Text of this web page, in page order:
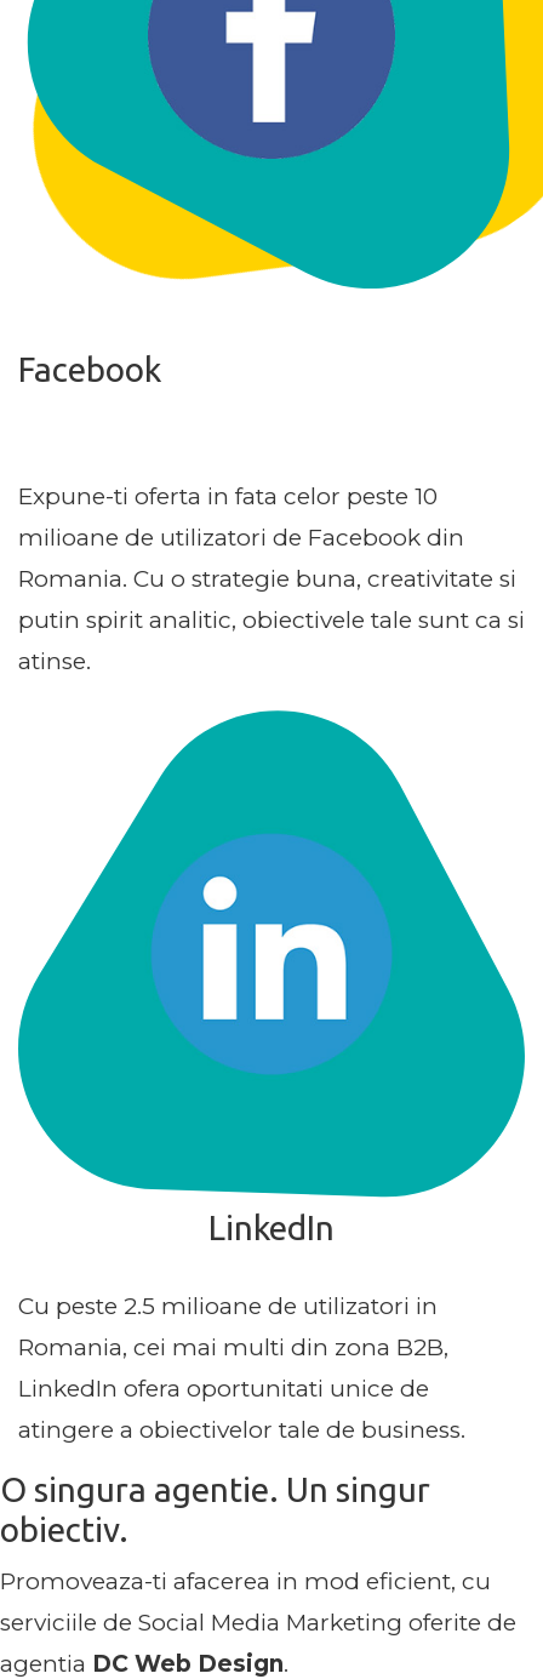
Facebook
Expune-ti oferta in fata celor peste 10
milioane de utilizatori de Facebook din
Romania. Cu o strategie buna, creativitate si
putin spirit analitic, obiectivele tale sunt ca si
atinse.
LinkedIn
Cu peste 2.5 milioane de utilizatori in
Romania, cei mai multi din zona B2B,
LinkedIn ofera oportunitati unice de
atingere a obiectivelor tale de business.
O singura agentie. Un singur
obiectiv.
Promoveaza-ti afacerea in mod eficient, cu
serviciile de Social Media Marketing oferite de
agentia DC Web Design.